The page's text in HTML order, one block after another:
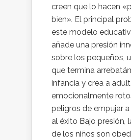
creen que lo hacen
bien». El principal
este modelo
añade una presión
sobre los pequeños,
que termina
infancia y crea a
emocionalmente
peligros de empujar
al éxito Bajo presión,
de los niños son